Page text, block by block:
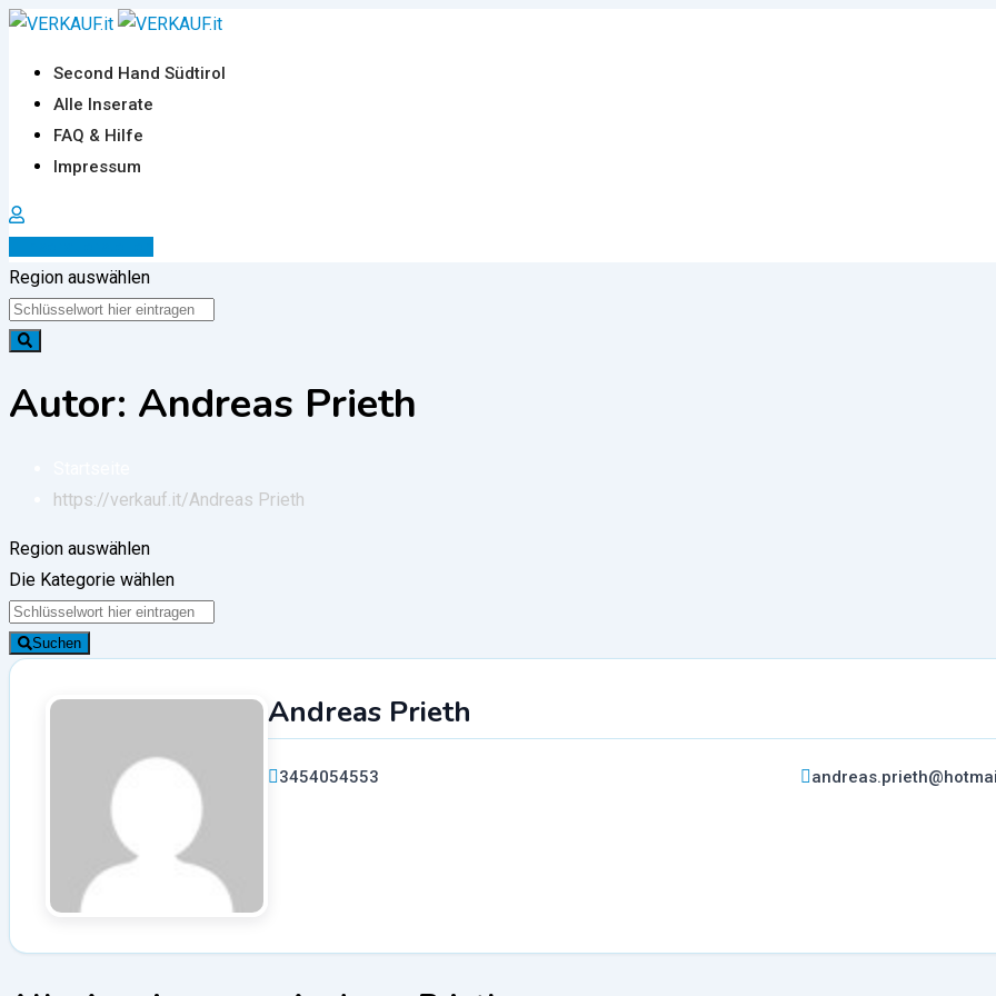
Zum
springen
Second Hand Südtirol
Alle Inserate
FAQ & Hilfe
Impressum
Region auswählen
Autor: Andreas Prieth
https://verkauf.it/Andreas Prieth
Region auswählen
Die Kategorie wählen
Suchen
Andreas Prieth
3454054553